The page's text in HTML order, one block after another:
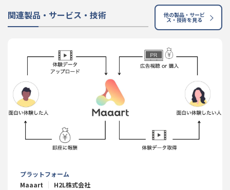
関連製品・サービス・技術 他の製品・サービ
ス・技術を見る
プラットフォーム
Maaart
H2L株式会社